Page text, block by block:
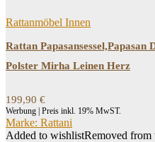
Rattanmöbel Innen
Rattan Papasansessel,Papasan
Polster Mirha Leinen Herz
199,90 €
Werbung | Preis inkl. 19% MwST.
Marke: Rattani
Added to wishlistRemoved from